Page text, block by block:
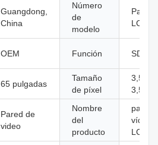
Guangdong,
China
Número
de
modelo
Pared
LCD
OEM Función SDK
65 pulgadas
Tamaño
de píxel
3,5
3,5
Pared de
video
Nombre
del
producto
pared
vídeo
LCD